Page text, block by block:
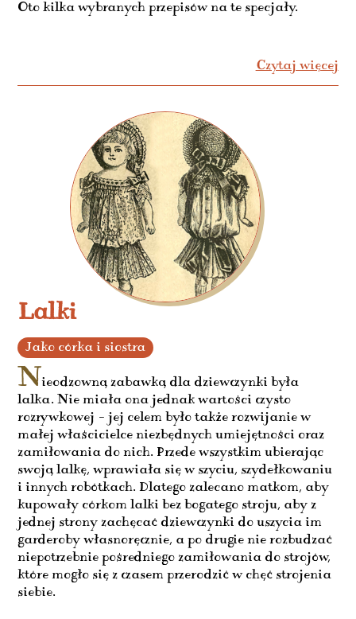
Oto kilka wybranych przepisów na te specjały.
Czytaj więcej
Lalki
Jako córka i siostra
Nieodzowną zabawką dla dziewczynki była
lalka. Nie miała ona jednak wartości czysto
rozrywkowej – jej celem było także rozwijanie w
małej właścicielce niezbędnych umiejętności oraz
zamiłowania do nich. Przede wszystkim ubierając
swoją lalkę, wprawiała się w szyciu, szydełkowaniu
i innych robótkach. Dlatego zalecano matkom, aby
kupowały córkom lalki bez bogatego stroju, aby z
jednej strony zachęcać dziewczynki do uszycia im
garderoby własnoręcznie, a po drugie nie rozbudzać
niepotrzebnie pośredniego zamiłowania do strojów,
które mogło się z czasem przerodzić w chęć strojenia
siebie.